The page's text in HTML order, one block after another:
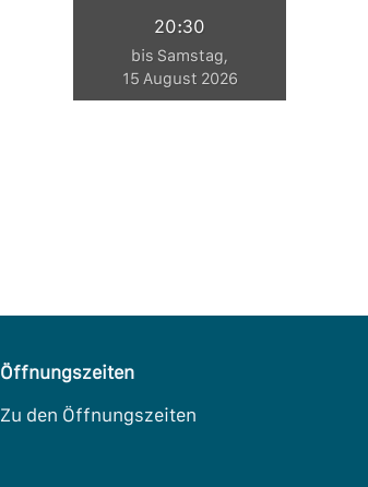
20:30
bis Samstag,
15 August 2026
Öffnungszeiten
Zu den Öffnungszeiten